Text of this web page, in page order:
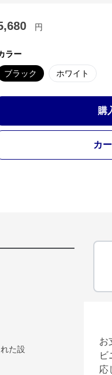
円
ラー
ブラック ホワイト
購
カ
た設
お
ビ
応